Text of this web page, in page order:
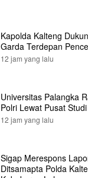
Kapolda Kalteng
Garda Terdepan
12 jam yang lalu
Universitas Palangka
Polri Lewat Pusat
12 jam yang lalu
Sigap Merespons
Ditsamapta Polda